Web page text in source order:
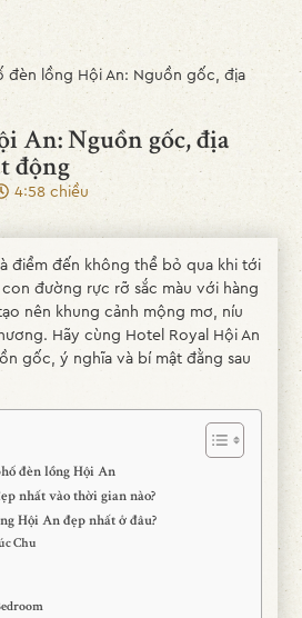
đèn lồng Hội An: Nguồn gốc, địa
An: Nguồn gốc, địa
động
4:58 chiều
điểm đến không thể bỏ qua khi tới
đường rực rỡ sắc màu với hàng
nên khung cảnh mộng mơ, níu
Hãy cùng Hotel Royal Hội An
gốc, ý nghĩa và bí mật đằng sau
đèn lồng Hội An
nhất vào thời gian nào?
Hội An đẹp nhất ở đâu?
Chu